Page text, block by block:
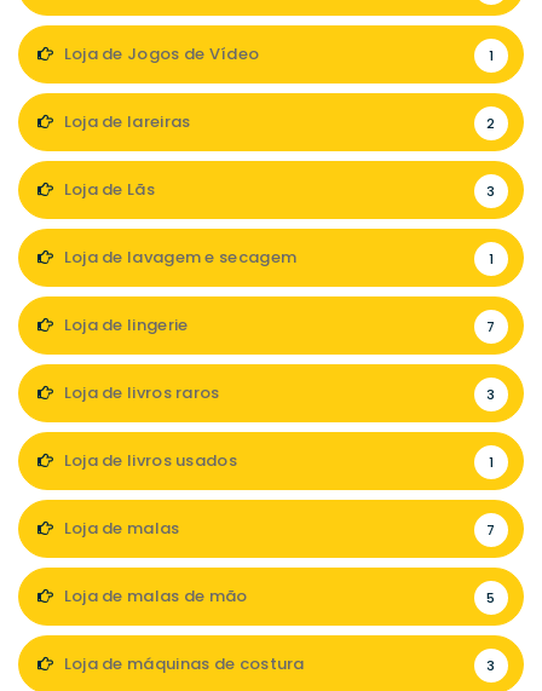
Loja de Jogos de Vídeo 1
Loja de lareiras 2
Loja de Lãs 3
Loja de lavagem e secagem 1
Loja de lingerie 7
Loja de livros raros 3
Loja de livros usados 1
Loja de malas 7
Loja de malas de mão 5
Loja de máquinas de costura 3